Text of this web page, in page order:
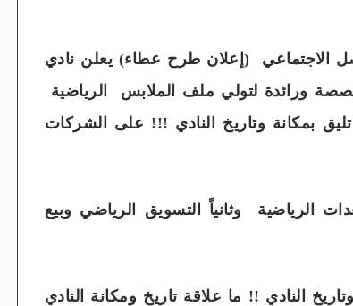
الاجتماعي (إعلان طرح عطاء) يعلن نادي
ورائدة لتولي ملف الملابس الرياضية
بمكانة وتاريخ النادي !!! على الشركات
الرياضية وثانياً التسويق الرياضي وبيع
النادي !! ما علاقة تاريخ ومكانة النادي